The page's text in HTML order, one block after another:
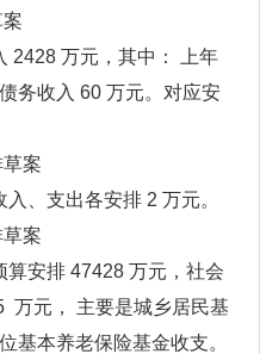
2428 万元，其中： 上年
务收入 60 万元。对应安
草案
、支出各安排 2 万元。
草案
安排 47428 万元，社会
万元， 主要是城乡居民基
基本养老保险基金收支。